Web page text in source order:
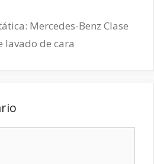
Mercedes-Benz Clase
lavado de cara